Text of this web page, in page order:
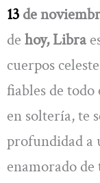
13 de
de hoy, Libra
cuerpos
fiables de todo
en soltería, te
profundidad a
enamorado de